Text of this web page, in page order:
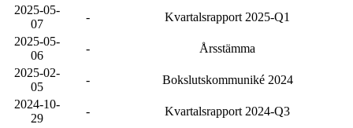
2025-05-
07
-
Kvartalsrapport 2025-Q1
2025-05-
06
-
Årsstämma
2025-02-
05
-
Bokslutskommuniké 2024
2024-10-
29
-
Kvartalsrapport 2024-Q3